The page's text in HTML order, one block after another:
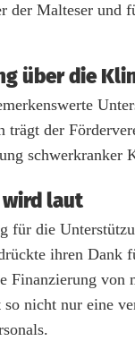
der Malteser und
über die
trägt der
schwerkranker
laut
für die
ihren
Finanzierung von
nicht nur eine